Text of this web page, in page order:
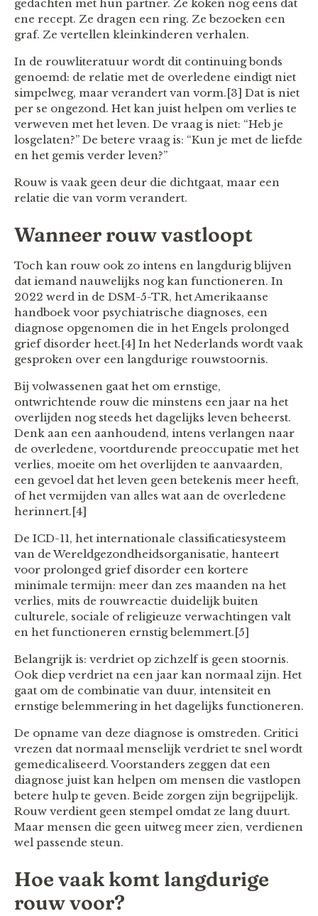
gedachten met hun partner. Ze koken nog eens dat
ene recept. Ze dragen een ring. Ze bezoeken een
graf. Ze vertellen kleinkinderen verhalen.
In de rouwliteratuur wordt dit continuing bonds
genoemd: de relatie met de overledene eindigt niet
simpelweg, maar verandert van vorm.[3] Dat is niet
per se ongezond. Het kan juist helpen om verlies te
verweven met het leven. De vraag is niet: “Heb je
losgelaten?” De betere vraag is: “Kun je met de liefde
en het gemis verder leven?”
Rouw is vaak geen deur die dichtgaat, maar een
relatie die van vorm verandert.
Wanneer rouw vastloopt
Toch kan rouw ook zo intens en langdurig blijven
dat iemand nauwelijks nog kan functioneren. In
2022 werd in de DSM-5-TR, het Amerikaanse
handboek voor psychiatrische diagnoses, een
diagnose opgenomen die in het Engels prolonged
grief disorder heet.[4] In het Nederlands wordt vaak
gesproken over een langdurige rouwstoornis.
Bij volwassenen gaat het om ernstige,
ontwrichtende rouw die minstens een jaar na het
overlijden nog steeds het dagelijks leven beheerst.
Denk aan een aanhoudend, intens verlangen naar
de overledene, voortdurende preoccupatie met het
verlies, moeite om het overlijden te aanvaarden,
een gevoel dat het leven geen betekenis meer heeft,
of het vermijden van alles wat aan de overledene
herinnert.[4]
De ICD-11, het internationale classificatiesysteem
van de Wereldgezondheidsorganisatie, hanteert
voor prolonged grief disorder een kortere
minimale termijn: meer dan zes maanden na het
verlies, mits de rouwreactie duidelijk buiten
culturele, sociale of religieuze verwachtingen valt
en het functioneren ernstig belemmert.[5]
Belangrijk is: verdriet op zichzelf is geen stoornis.
Ook diep verdriet na een jaar kan normaal zijn. Het
gaat om de combinatie van duur, intensiteit en
ernstige belemmering in het dagelijks functioneren.
De opname van deze diagnose is omstreden. Critici
vrezen dat normaal menselijk verdriet te snel wordt
gemedicaliseerd. Voorstanders zeggen dat een
diagnose juist kan helpen om mensen die vastlopen
betere hulp te geven. Beide zorgen zijn begrijpelijk.
Rouw verdient geen stempel omdat ze lang duurt.
Maar mensen die geen uitweg meer zien, verdienen
wel passende steun.
Hoe vaak komt langdurige
rouw voor?